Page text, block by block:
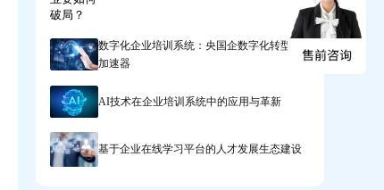
数字化企业培训系统：央国企数字化转型的
加速器
AI技术在企业培训系统中的应用与革新
基于企业在线学习平台的人才发展生态建设